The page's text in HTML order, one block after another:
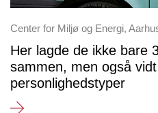
Center for Miljø og Energi,
Her lagde de ikke bare
sammen, men også
personlighedstyper